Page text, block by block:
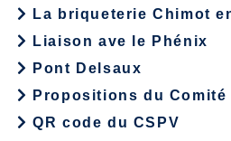
La briqueterie Chimot
Liaison ave le Phénix
Pont Delsaux
Propositions du Comité
QR code du CSPV